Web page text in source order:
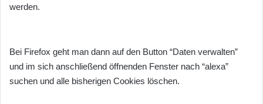
werden.
Bei Firefox geht man dann auf den Button “Daten verwalten”
und im sich anschließend öffnenden Fenster nach “alexa”
suchen und alle bisherigen Cookies löschen.